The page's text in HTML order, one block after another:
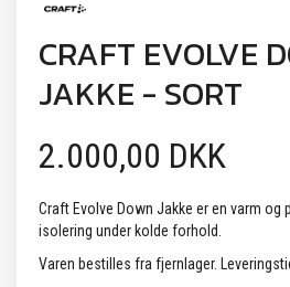
CRAFT EVOLVE
JAKKE - SORT
2.000,00 DKK
Craft Evolve Down Jakke er en varm og
isolering under kolde forhold.
Varen bestilles fra fjernlager.